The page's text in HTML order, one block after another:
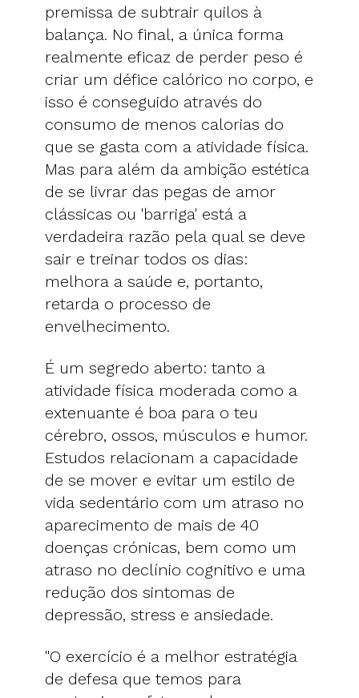
premissa de subtrair quilos à
balança. No final, a única forma
realmente eficaz de perder peso é
criar um défice calórico no corpo, e
isso é conseguido através do
consumo de menos calorias do
que se gasta com a atividade física.
Mas para além da ambição estética
de se livrar das pegas de amor
clássicas ou 'barriga' está a
verdadeira razão pela qual se deve
sair e treinar todos os dias:
melhora a saúde e, portanto,
retarda o processo de
envelhecimento.
É um segredo aberto: tanto a
atividade física moderada como a
extenuante é boa para o teu
cérebro, ossos, músculos e humor.
Estudos relacionam a capacidade
de se mover e evitar um estilo de
vida sedentário com um atraso no
aparecimento de mais de 40
doenças crónicas, bem como um
atraso no declínio cognitivo e uma
redução dos sintomas de
depressão, stress e ansiedade.
"O exercício é a melhor estratégia
de defesa que temos para